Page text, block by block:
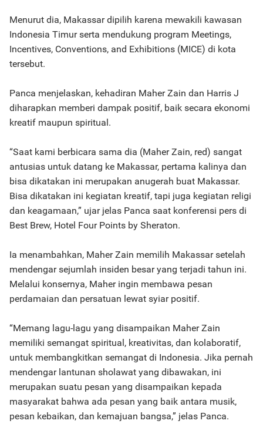
Menurut dia, Makassar dipilih karena mewakili kawasan
Indonesia Timur serta mendukung program Meetings,
Incentives, Conventions, and Exhibitions (MICE) di kota
tersebut.
Panca menjelaskan, kehadiran Maher Zain dan Harris J
diharapkan memberi dampak positif, baik secara ekonomi
kreatif maupun spiritual.
“Saat kami berbicara sama dia (Maher Zain, red) sangat
antusias untuk datang ke Makassar, pertama kalinya dan
bisa dikatakan ini merupakan anugerah buat Makassar.
Bisa dikatakan ini kegiatan kreatif, tapi juga kegiatan religi
dan keagamaan,” ujar jelas Panca saat konferensi pers di
Best Brew, Hotel Four Points by Sheraton.
Ia menambahkan, Maher Zain memilih Makassar setelah
mendengar sejumlah insiden besar yang terjadi tahun ini.
Melalui konsernya, Maher ingin membawa pesan
perdamaian dan persatuan lewat syiar positif.
“Memang lagu-lagu yang disampaikan Maher Zain
memiliki semangat spiritual, kreativitas, dan kolaboratif,
untuk membangkitkan semangat di Indonesia. Jika pernah
mendengar lantunan sholawat yang dibawakan, ini
merupakan suatu pesan yang disampaikan kepada
masyarakat bahwa ada pesan yang baik antara musik,
pesan kebaikan, dan kemajuan bangsa,” jelas Panca.